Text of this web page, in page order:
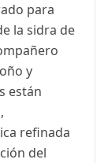
para
la sidra de
y
están
refinada
del